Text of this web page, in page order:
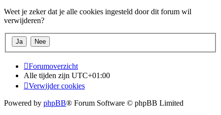
Weet je zeker dat je alle cookies ingesteld door dit forum wil
verwijderen?
Forumoverzicht
Alle tijden zijn UTC+01:00
Verwijder cookies
Powered by phpBB® Forum Software © phpBB Limited